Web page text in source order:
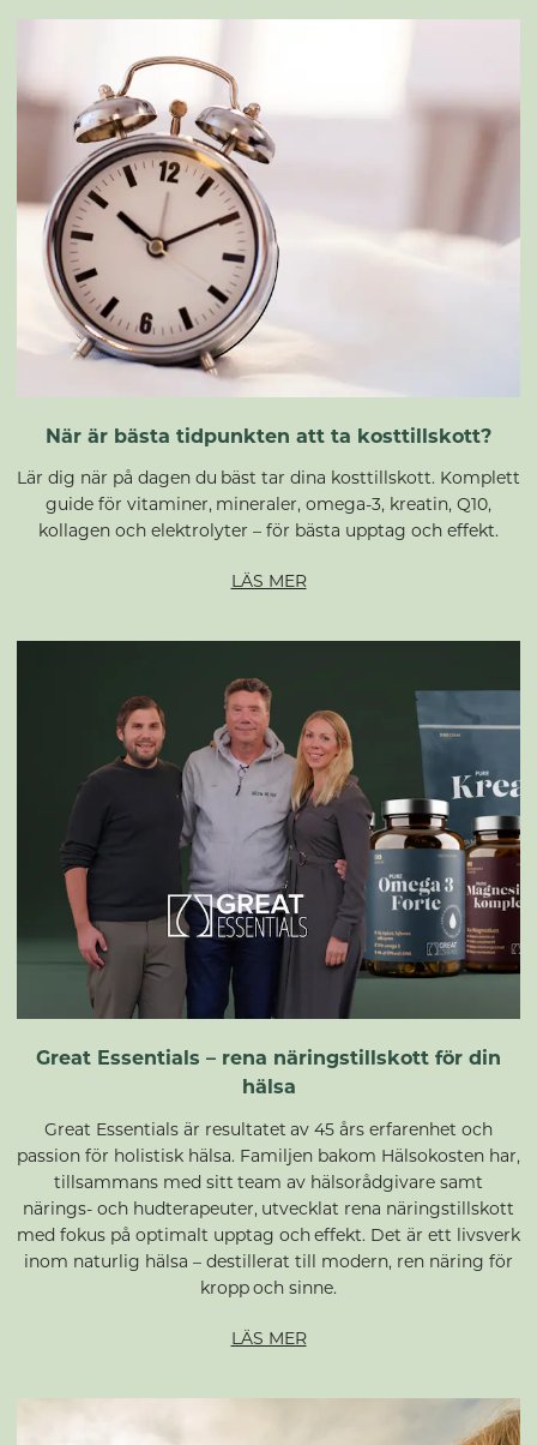
När är bästa tidpunkten att ta kosttillskott?
Lär dig när på dagen du bäst tar dina kosttillskott. Komplett
guide för vitaminer, mineraler, omega-3, kreatin, Q10,
kollagen och elektrolyter – för bästa upptag och effekt.
LÄS MER
Great Essentials – rena näringstillskott för din
hälsa
Great Essentials är resultatet av 45 års erfarenhet och
passion för holistisk hälsa. Familjen bakom Hälsokosten har,
tillsammans med sitt team av hälsorådgivare samt
närings- och hudterapeuter, utvecklat rena näringstillskott
med fokus på optimalt upptag och effekt. Det är ett livsverk
inom naturlig hälsa – destillerat till modern, ren näring för
kropp och sinne.
LÄS MER